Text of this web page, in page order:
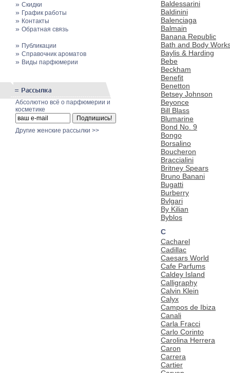
» Скидки
» График работы
» Контакты
» Обратная связь
» Публикации
» Cправочник ароматов
» Виды парфюмерии
Абсолютно всё о парфюмерии и
косметике
Другие женские рассылки >>
Baldessarini
Baldinini
Balenciaga
Balmain
Banana Republic
Bath and Body
Baylis & Harding
Bebe
Beckham
Benefit
Benetton
Betsey Johnson
Beyonce
Bill Blass
Blumarine
Bond No. 9
Bongo
Borsalino
Boucheron
Braccialini
Britney Spears
Bruno Banani
Bugatti
Burberry
Bvlgari
By Kilian
Byblos
C
Cacharel
Cadillac
Caesars World
Cafe Parfums
Caldey Island
Calligraphy
Calvin Klein
Calyx
Campos de Ibiza
Canali
Carla Fracci
Carlo Corinto
Carolina Herrera
Caron
Carrera
Cartier